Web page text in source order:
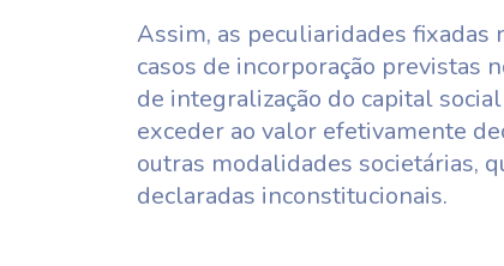
Assim, as peculiaridades fixadas
casos de incorporação previstas
de integralização do capital
exceder ao valor efetivamente
outras modalidades societárias,
declaradas inconstitucionais.